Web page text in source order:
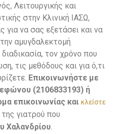
Λειτουργικής και
στην Κλινική ΙΑΣΩ,
για να σας εξετάσει και να
αμυγδαλεκτομή
τον χρόνο που
τις μεθόδους και για ό,τι
Επικοινωνήστε με
(2106833193) ή
επικοινωνίας και κλείστε
γιατρού που
Χαλανδρίου